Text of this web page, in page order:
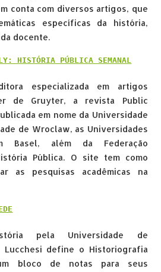
conta com diversos artigos, que
específicas da história,
docente.
HISTÓRIA PÚBLICA SEMANAL
especializada em artigos
de Gruyter, a revista Public
em nome da Universidade
de Wroclaw, as Universidades
Basel, além da Federação
Pública. O site tem como
as pesquisas acadêmicas na
pela Universidade de
Lucchesi define o Historiografia
bloco de notas para seus